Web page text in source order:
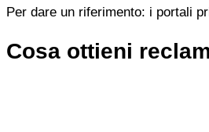
Per dare un riferimento: i portali
Cosa ottieni